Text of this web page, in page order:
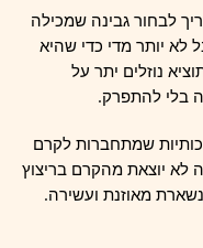
לבחור גבינה שמכילה
לא יותר מדי כדי שהיא
נוזלים יתר על
בלי להתפרק.
שמתחברות לקרם
לא יוצאת מהקרם בריצוץ
מאוזנת ועשירה.